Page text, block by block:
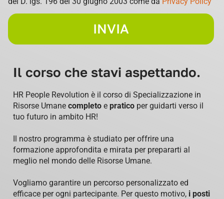
Il corso che stavi aspettando.
HR People Revolution è il corso di Specializzazione in
Risorse Umane completo e pratico per guidarti verso il
tuo futuro in ambito HR!
Il nostro programma è studiato per offrire una
formazione approfondita e mirata per prepararti al
meglio nel mondo delle Risorse Umane.
Vogliamo garantire un percorso personalizzato ed
efficace per ogni partecipante. Per questo motivo, i posti
INVIA